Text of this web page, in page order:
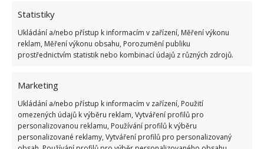
Statistiky
Ukládání a/nebo přístup k informacím v zařízení, Měření výkonu
reklam, Měření výkonu obsahu, Porozumění publiku
prostřednictvím statistik nebo kombinací údajů z různých zdrojů.
Marketing
Ukládání a/nebo přístup k informacím v zařízení, Použití
omezených údajů k výběru reklam, Vytváření profilů pro
personalizovanou reklamu, Používání profilů k výběru
personalizované reklamy, Vytváření profilů pro personalizovaný
aby se krásně leskly. Do misky stačí nalít vodu,
přidat mořskou sůl a nechat ji pořádně rozpustit.
Poté do roztoku přidejte kousek alobalu avložte do
hodin bez povšimnutí působit. Probíhající chemické
reakce účinně odstraní sediment, který předměty
zakrýval, a zároveň je vyleští.
Zdroj:Athensmagazine